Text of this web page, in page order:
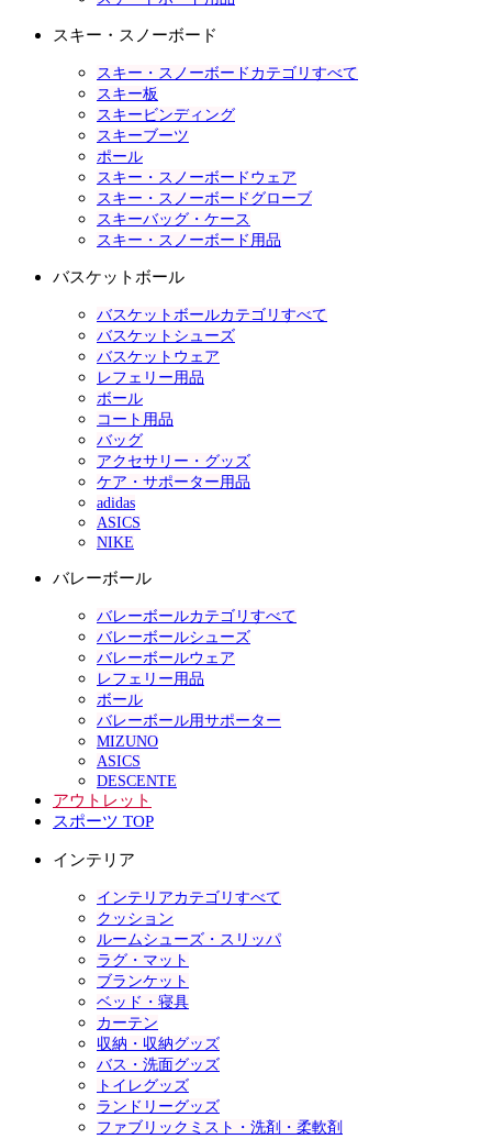
スキー・スノーボード
スキー・スノーボードカテゴリすべて
スキー板
スキービンディング
スキーブーツ
ポール
スキー・スノーボードウェア
スキー・スノーボードグローブ
スキーバッグ・ケース
スキー・スノーボード用品
バスケットボール
バスケットボールカテゴリすべて
バスケットシューズ
バスケットウェア
レフェリー用品
ボール
コート用品
バッグ
アクセサリー・グッズ
ケア・サポーター用品
adidas
ASICS
NIKE
バレーボール
バレーボールカテゴリすべて
バレーボールシューズ
バレーボールウェア
レフェリー用品
ボール
バレーボール用サポーター
MIZUNO
ASICS
DESCENTE
アウトレット
スポーツ TOP
インテリア
インテリアカテゴリすべて
クッション
ルームシューズ・スリッパ
ラグ・マット
ブランケット
ベッド・寝具
カーテン
収納・収納グッズ
バス・洗面グッズ
トイレグッズ
ランドリーグッズ
ファブリックミスト・洗剤・柔軟剤